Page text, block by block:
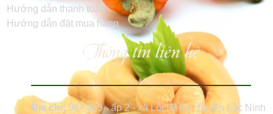
Hướng dẫn thanh toán
Hướng dẫn đặt mua hàng
Thông tin liên hệ
Địa chỉ: 367 tổ 5 - ấp 2 - xã Lộc Điền - huyện Lộc Ninh